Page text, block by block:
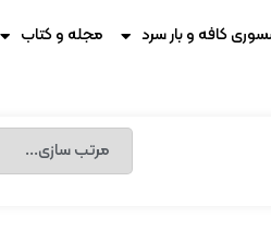
کافه و بار سرد مجله و کتاب